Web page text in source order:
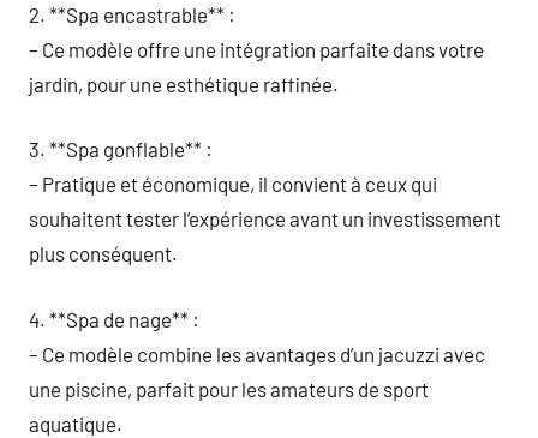
2. **Spa encastrable** :
– Ce modèle offre une intégration parfaite dans votre
jardin, pour une esthétique raffinée.
3. **Spa gonflable** :
– Pratique et économique, il convient à ceux qui
souhaitent tester l’expérience avant un investissement
plus conséquent.
4. **Spa de nage** :
– Ce modèle combine les avantages d’un jacuzzi avec
une piscine, parfait pour les amateurs de sport
aquatique.